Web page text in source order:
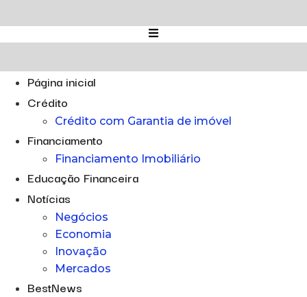
para
o
Página inicial
Crédito
Crédito com Garantia de imóvel
Financiamento
Financiamento Imobiliário
Educação Financeira
Notícias
Negócios
Economia
Inovação
Mercados
BestNews